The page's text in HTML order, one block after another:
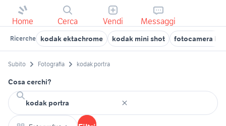
Home Cerca Vendi Messaggi
Ricerche kodak ektachrome kodak mini shot fotocamera
Subito Fotografia kodak portra
Cosa cerchi?